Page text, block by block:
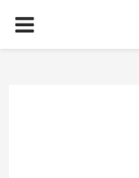
PRIMARY